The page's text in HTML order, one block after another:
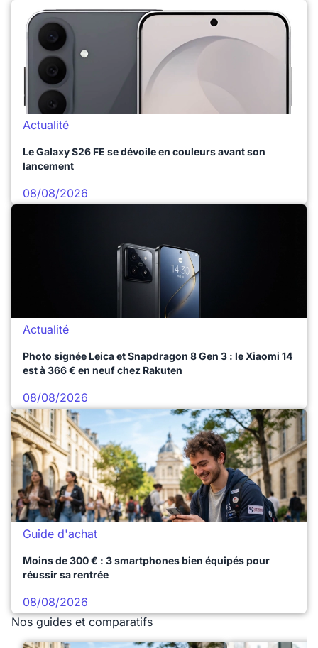
Actualité
Le Galaxy S26 FE se dévoile en couleurs avant son
lancement
08/08/2026
Actualité
Photo signée Leica et Snapdragon 8 Gen 3 : le Xiaomi 14
est à 366 € en neuf chez Rakuten
08/08/2026
Guide d'achat
Moins de 300 € : 3 smartphones bien équipés pour
réussir sa rentrée
08/08/2026
Nos guides et comparatifs